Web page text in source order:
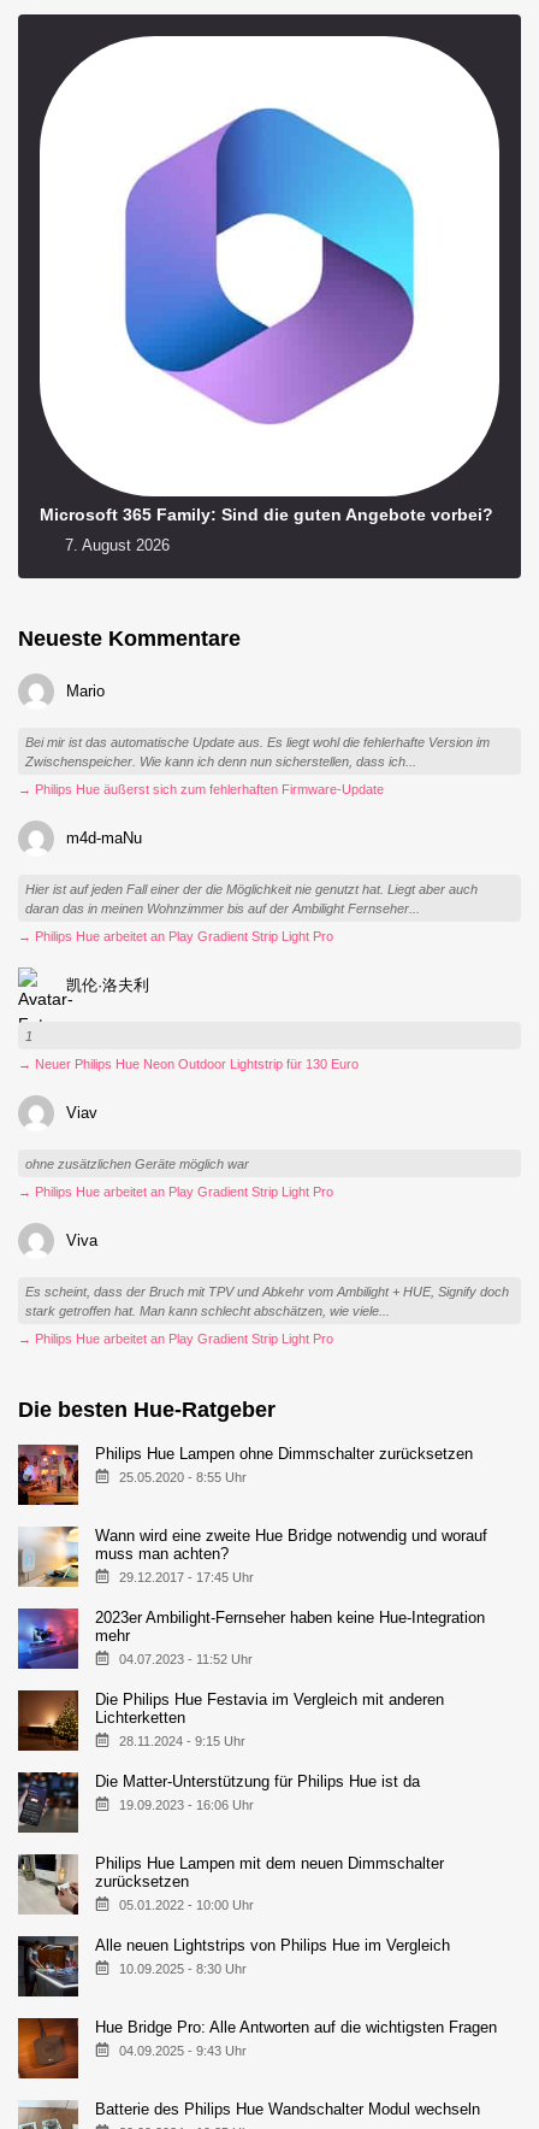
Microsoft 365 Family: Sind die guten Angebote vorbei?
7. August 2026
Neueste Kommentare
Mario
Bei mir ist das automatische Update aus. Es liegt wohl die fehlerhafte Version im
Zwischenspeicher. Wie kann ich denn nun sicherstellen, dass ich...
→ Philips Hue äußerst sich zum fehlerhaften Firmware-Update
m4d-maNu
Hier ist auf jeden Fall einer der die Möglichkeit nie genutzt hat. Liegt aber auch
daran das in meinen Wohnzimmer bis auf der Ambilight Fernseher...
→ Philips Hue arbeitet an Play Gradient Strip Light Pro
凯伦·洛夫利
1
→ Neuer Philips Hue Neon Outdoor Lightstrip für 130 Euro
Viav
ohne zusätzlichen Geräte möglich war
→ Philips Hue arbeitet an Play Gradient Strip Light Pro
Viva
Es scheint, dass der Bruch mit TPV und Abkehr vom Ambilight + HUE, Signify doch
stark getroffen hat. Man kann schlecht abschätzen, wie viele...
→ Philips Hue arbeitet an Play Gradient Strip Light Pro
Die besten Hue-Ratgeber
Philips Hue Lampen ohne Dimmschalter zurücksetzen
25.05.2020 - 8:55 Uhr
Wann wird eine zweite Hue Bridge notwendig und worauf
muss man achten?
29.12.2017 - 17:45 Uhr
2023er Ambilight-Fernseher haben keine Hue-Integration
mehr
04.07.2023 - 11:52 Uhr
Die Philips Hue Festavia im Vergleich mit anderen
Lichterketten
28.11.2024 - 9:15 Uhr
Die Matter-Unterstützung für Philips Hue ist da
19.09.2023 - 16:06 Uhr
Philips Hue Lampen mit dem neuen Dimmschalter
zurücksetzen
05.01.2022 - 10:00 Uhr
Alle neuen Lightstrips von Philips Hue im Vergleich
10.09.2025 - 8:30 Uhr
Hue Bridge Pro: Alle Antworten auf die wichtigsten Fragen
04.09.2025 - 9:43 Uhr
Batterie des Philips Hue Wandschalter Modul wechseln